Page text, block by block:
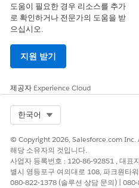
을 참조하세요.
이 템플릿에는 인테이크 또는 처리
되어 있지 않습니다. Flow Builder
리하는 방법을 정의하는 커넥터를
듭니다.
도움이 필요한 경우 리소스를 추가
로 확인하거나 전문가의 도움을 받
으십시오.
지원 받기
제공자 Experience Cloud
한국어
© Copyright 2026, Salesforce.com Inc.
해당 소유자의 것입니다.
사업자 등록번호 : 120-86-92851 , 대표
별시 영등포구 여의대로 108, 파크원타
080-822-1378 (솔루션 상담 문의) |